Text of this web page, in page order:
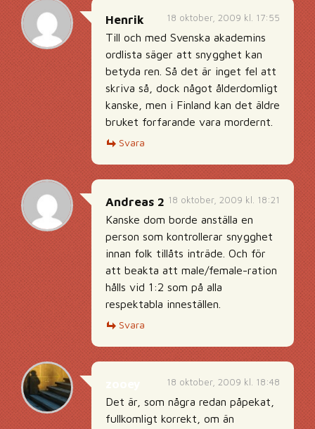
18 oktober, 2009 kl. 17:55
Henrik
Till och med Svenska akademins
ordlista säger att snygghet kan
betyda ren. Så det är inget fel att
skriva så, dock något ålderdomligt
kanske, men i Finland kan det äldre
bruket forfarande vara mordernt.
Svara
18 oktober, 2009 kl. 18:21
Andreas 2
Kanske dom borde anställa en
person som kontrollerar snygghet
innan folk tillåts inträde. Och för
att beakta att male/female-ration
hålls vid 1:2 som på alla
respektabla inneställen.
Svara
18 oktober, 2009 kl. 18:48
Det är, som några redan påpekat,
fullkomligt korrekt, om än